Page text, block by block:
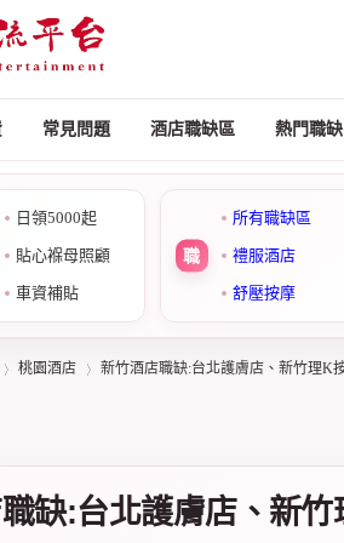
常見問題 酒店職缺區 熱門職缺
日領5000起
貼心褓母照顧
車資補貼
所有職缺區
禮服酒店
舒壓按摩
桃園酒店 新竹酒店職缺:台北護膚店、新竹理K
缺:台北護膚店、新